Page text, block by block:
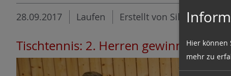
28.09.2017 Laufen Erstellt von Silvia
Tischtennis: 2. Herren gewinnen ihr
Hier können
mehr zu